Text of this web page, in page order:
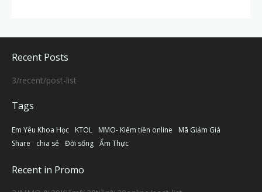
Recent Posts
3/recent/post-list
Tags
Em Yêu Khoa Học KTOL MMO- Kiếm tiền online
Mã Giảm Giá
Share
chia sẻ Đời sống Ẩm Thực
Recent in Promo